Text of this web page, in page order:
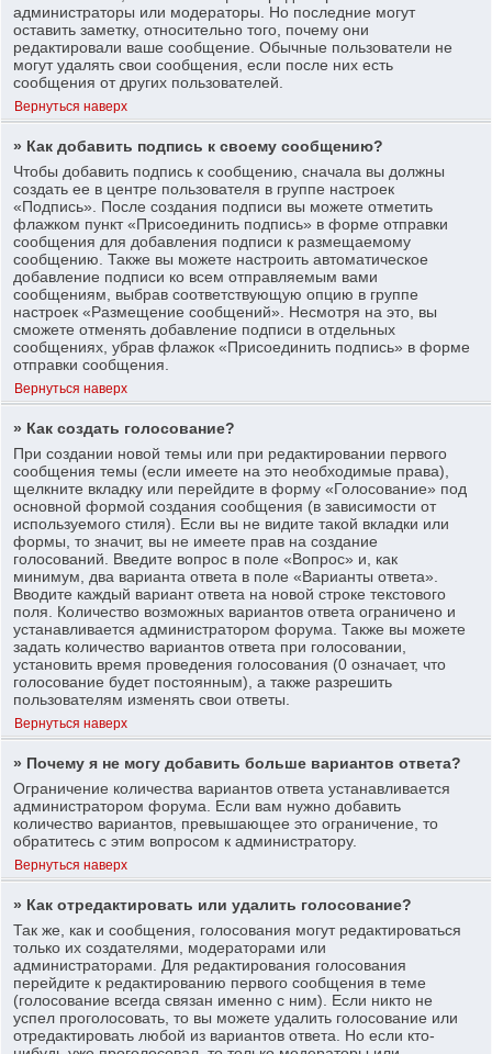
администраторы или модераторы. Но последние могут
оставить заметку, относительно того, почему они
редактировали ваше сообщение. Обычные пользователи не
могут удалять свои сообщения, если после них есть
сообщения от других пользователей.
Вернуться наверх
» Как добавить подпись к своему сообщению?
Чтобы добавить подпись к сообщению, сначала вы должны
создать ее в центре пользователя в группе настроек
«Подпись». После создания подписи вы можете отметить
флажком пункт «Присоединить подпись» в форме отправки
сообщения для добавления подписи к размещаемому
сообщению. Также вы можете настроить автоматическое
добавление подписи ко всем отправляемым вами
сообщениям, выбрав соответствующую опцию в группе
настроек «Размещение сообщений». Несмотря на это, вы
сможете отменять добавление подписи в отдельных
сообщениях, убрав флажок «Присоединить подпись» в форме
отправки сообщения.
Вернуться наверх
» Как создать голосование?
При создании новой темы или при редактировании первого
сообщения темы (если имеете на это необходимые права),
щелкните вкладку или перейдите в форму «Голосование» под
основной формой создания сообщения (в зависимости от
используемого стиля). Если вы не видите такой вкладки или
формы, то значит, вы не имеете прав на создание
голосований. Введите вопрос в поле «Вопрос» и, как
минимум, два варианта ответа в поле «Варианты ответа».
Вводите каждый вариант ответа на новой строке текстового
поля. Количество возможных вариантов ответа ограничено и
устанавливается администратором форума. Также вы можете
задать количество вариантов ответа при голосовании,
установить время проведения голосования (0 означает, что
голосование будет постоянным), а также разрешить
пользователям изменять свои ответы.
Вернуться наверх
» Почему я не могу добавить больше вариантов ответа?
Ограничение количества вариантов ответа устанавливается
администратором форума. Если вам нужно добавить
количество вариантов, превышающее это ограничение, то
обратитесь с этим вопросом к администратору.
Вернуться наверх
» Как отредактировать или удалить голосование?
Так же, как и сообщения, голосования могут редактироваться
только их создателями, модераторами или
администраторами. Для редактирования голосования
перейдите к редактированию первого сообщения в теме
(голосование всегда связан именно с ним). Если никто не
успел проголосовать, то вы можете удалить голосование или
отредактировать любой из вариантов ответа. Но если кто-